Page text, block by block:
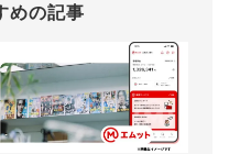
めの記事